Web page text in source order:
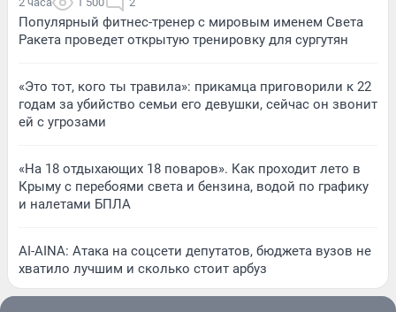
Популярный фитнес-тренер с мировым именем Света
Ракета проведет открытую тренировку для сургутян
«Это тот, кого ты травила»: прикамца приговорили к 22
годам за убийство семьи его девушки, сейчас он звонит
ей с угрозами
«На 18 отдыхающих 18 поваров». Как проходит лето в
Крыму с перебоями света и бензина, водой по графику
и налетами БПЛА
AI-AINA: Атака на соцсети депутатов, бюджета вузов не
хватило лучшим и сколько стоит арбуз